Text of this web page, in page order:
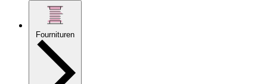
Fournituren